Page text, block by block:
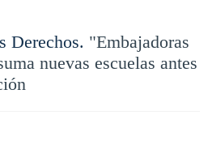
Derechos. "Embajadoras
nuevas escuelas antes